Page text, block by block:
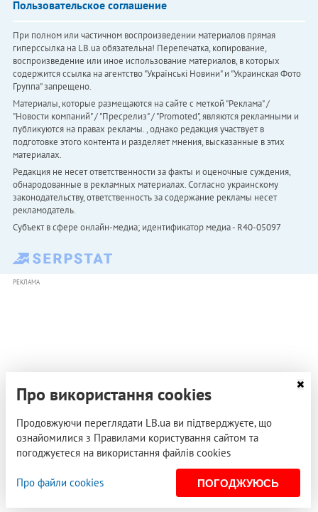
Пользовательское соглашение
При полном или частичном воспроизведении материалов прямая
гиперссылка на LB.ua обязательна! Перепечатка, копирование,
воспроизведение или иное использование материалов, в которых
содержится ссылка на агентство "Українськi Новини" и "Украинская Фото
Группа" запрещено.
Материалы, которые размещаются на сайте с меткой "Реклама" /
"Новости компаний" / "Пресрелиз" / "Promoted", являются рекламными и
публикуются на правах рекламы. , однако редакция участвует в
подготовке этого контента и разделяет мнения, высказанные в этих
материалах.
Редакция не несет ответственности за факты и оценочные суждения,
обнародованные в рекламных материалах. Согласно украинскому
законодательству, ответственность за содержание рекламы несет
рекламодатель.
Субъект в сфере онлайн-медиа; идентификатор медиа - R40-05097
РЕКЛАМА
Про використання cookies
Продовжуючи переглядати LB.ua ви підтверджуєте, що
ознайомилися з Правилами користування сайтом та
погоджуєтеся на використання файлів cookies
Про файли cookies ПОГОДЖУЮСЬ